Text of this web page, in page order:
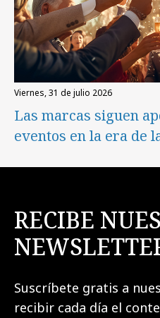
viernes, 31 de julio 2026
Las marcas siguen
eventos en la era de
RECIBE
Suscríbete gratis a
recibir cada día el